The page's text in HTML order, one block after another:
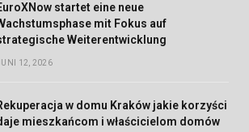
startet eine neue
mit Fokus auf
Weiterentwicklung
12, 2026
w domu Kraków jakie korzyści
mieszkańcom i właścicielom domów